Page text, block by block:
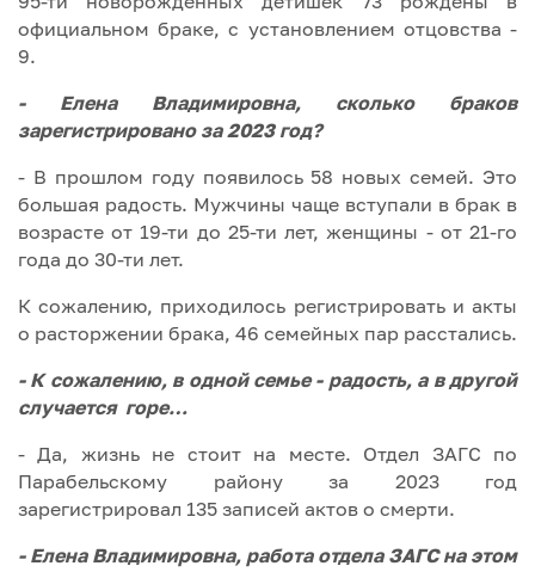
официальном браке, с установлением отцовства -
9.
- Елена Владимировна, сколько браков
зарегистрировано за 2023 год?
- В прошлом году появилось 58 новых семей. Это
большая радость. Мужчины чаще вступали в брак в
возрасте от 19-ти до 25-ти лет, женщины - от 21-го
года до 30-ти лет.
К сожалению, приходилось регистрировать и акты
о расторжении брака, 46 семейных пар расстались.
- К сожалению, в одной семье - радость, а в другой
случается горе…
- Да, жизнь не стоит на месте. Отдел ЗАГС по
Парабельскому району за 2023 год
зарегистрировал 135 записей актов о смерти.
- Елена Владимировна, работа отдела ЗАГС на этом